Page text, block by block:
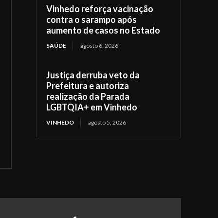
Vinhedo reforça vacinação
contra o sarampo após
aumento de casos no Estado
SAÚDE agosto 6, 2026
Justiça derruba veto da
Prefeitura e autoriza
realização da Parada
LGBTQIA+ em Vinhedo
VINHEDO agosto 5, 2026